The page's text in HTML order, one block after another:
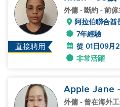
直接聘用
外傭 - 斷約 - 前
阿拉伯聯合酋
7年經驗
從 01日09月
非常活躍
Apple Jane
外傭 - 曾在海外